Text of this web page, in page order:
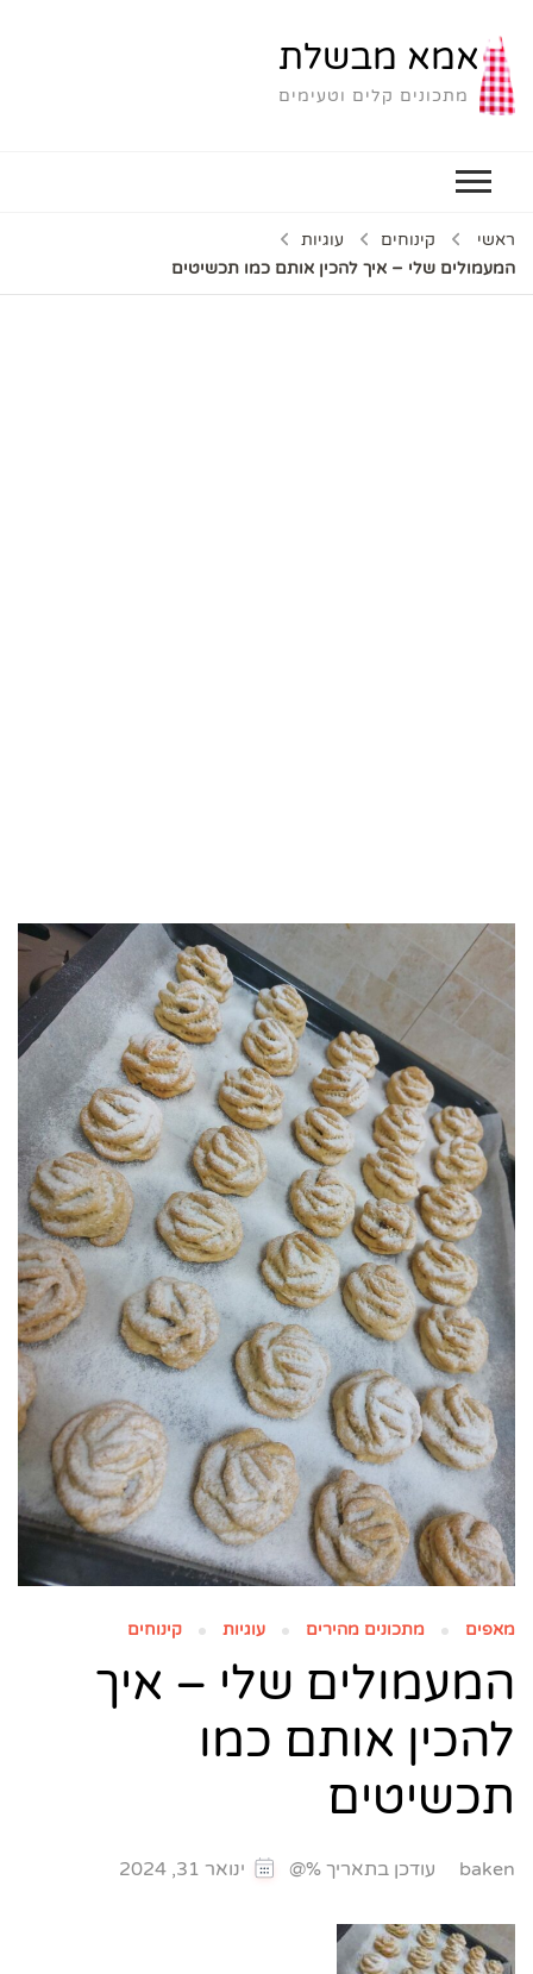
אמא מבשלת
מתכונים קלים וטעימים
ראשי קינוחים
עוגיות
המעמולים שלי – איך להכין אותם כמו תכשיטים
מאפים מתכונים מהירים עוגיות קינוחים
המעמולים שלי – איך
להכין אותם כמו
תכשיטים
baken עודכן בתאריך %@ ינואר 31, 2024